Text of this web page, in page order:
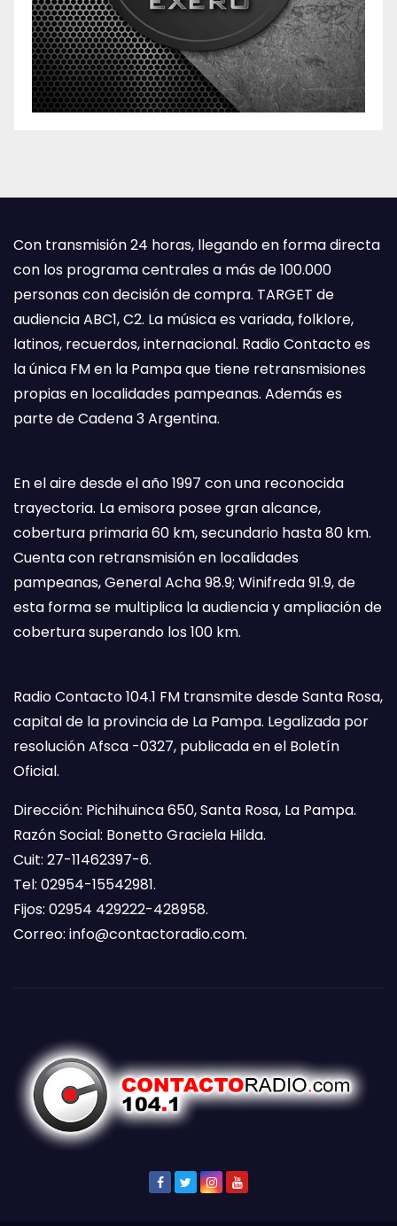
Con transmisión 24 horas, llegando en forma directa
con los programa centrales a más de 100.000
personas con decisión de compra. TARGET de
audiencia ABC1, C2. La música es variada, folklore,
latinos, recuerdos, internacional. Radio Contacto es
la única FM en la Pampa que tiene retransmisiones
propias en localidades pampeanas. Además es
parte de Cadena 3 Argentina.
En el aire desde el año 1997 con una reconocida
trayectoria. La emisora posee gran alcance,
cobertura primaria 60 km, secundario hasta 80 km.
Cuenta con retransmisión en localidades
pampeanas, General Acha 98.9; Winifreda 91.9, de
esta forma se multiplica la audiencia y ampliación de
cobertura superando los 100 km.
Radio Contacto 104.1 FM transmite desde Santa Rosa,
capital de la provincia de La Pampa. Legalizada por
resolución Afsca -0327, publicada en el Boletín
Oficial.
Dirección: Pichihuinca 650, Santa Rosa, La Pampa.
Razón Social: Bonetto Graciela Hilda.
Cuit: 27-11462397-6.
Tel: 02954-15542981.
Fijos: 02954 429222-428958.
Correo: info@contactoradio.com.